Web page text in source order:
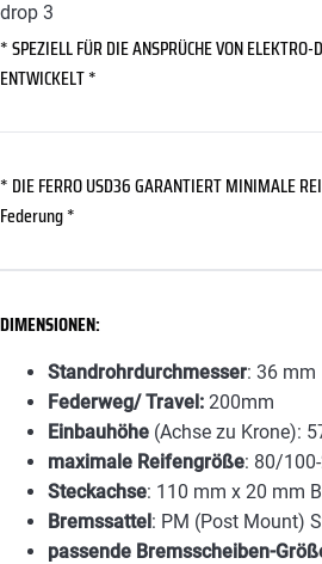
drop 3
* SPEZIELL FÜR DIE ANSPRÜCHE VON
ENTWICKELT *
* DIE FERRO USD36 GARANTIERT MINIMALE
Federung *
DIMENSIONEN:
Standrohrdurchmesser: 36 mm
Federweg/ Travel: 200mm
Einbauhöhe (Achse zu Krone):
maximale Reifengröße: 80/
Steckachse: 110 mm x 20 mm
Bremssattel: PM (Post Mount)
passende Bremsscheiben-